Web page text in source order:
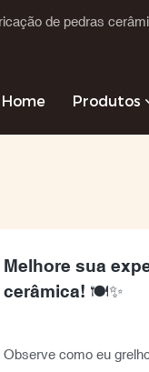
de pedras
Home Produtos
Melhore sua
cerâmica! 🍽️✨
Observe como eu